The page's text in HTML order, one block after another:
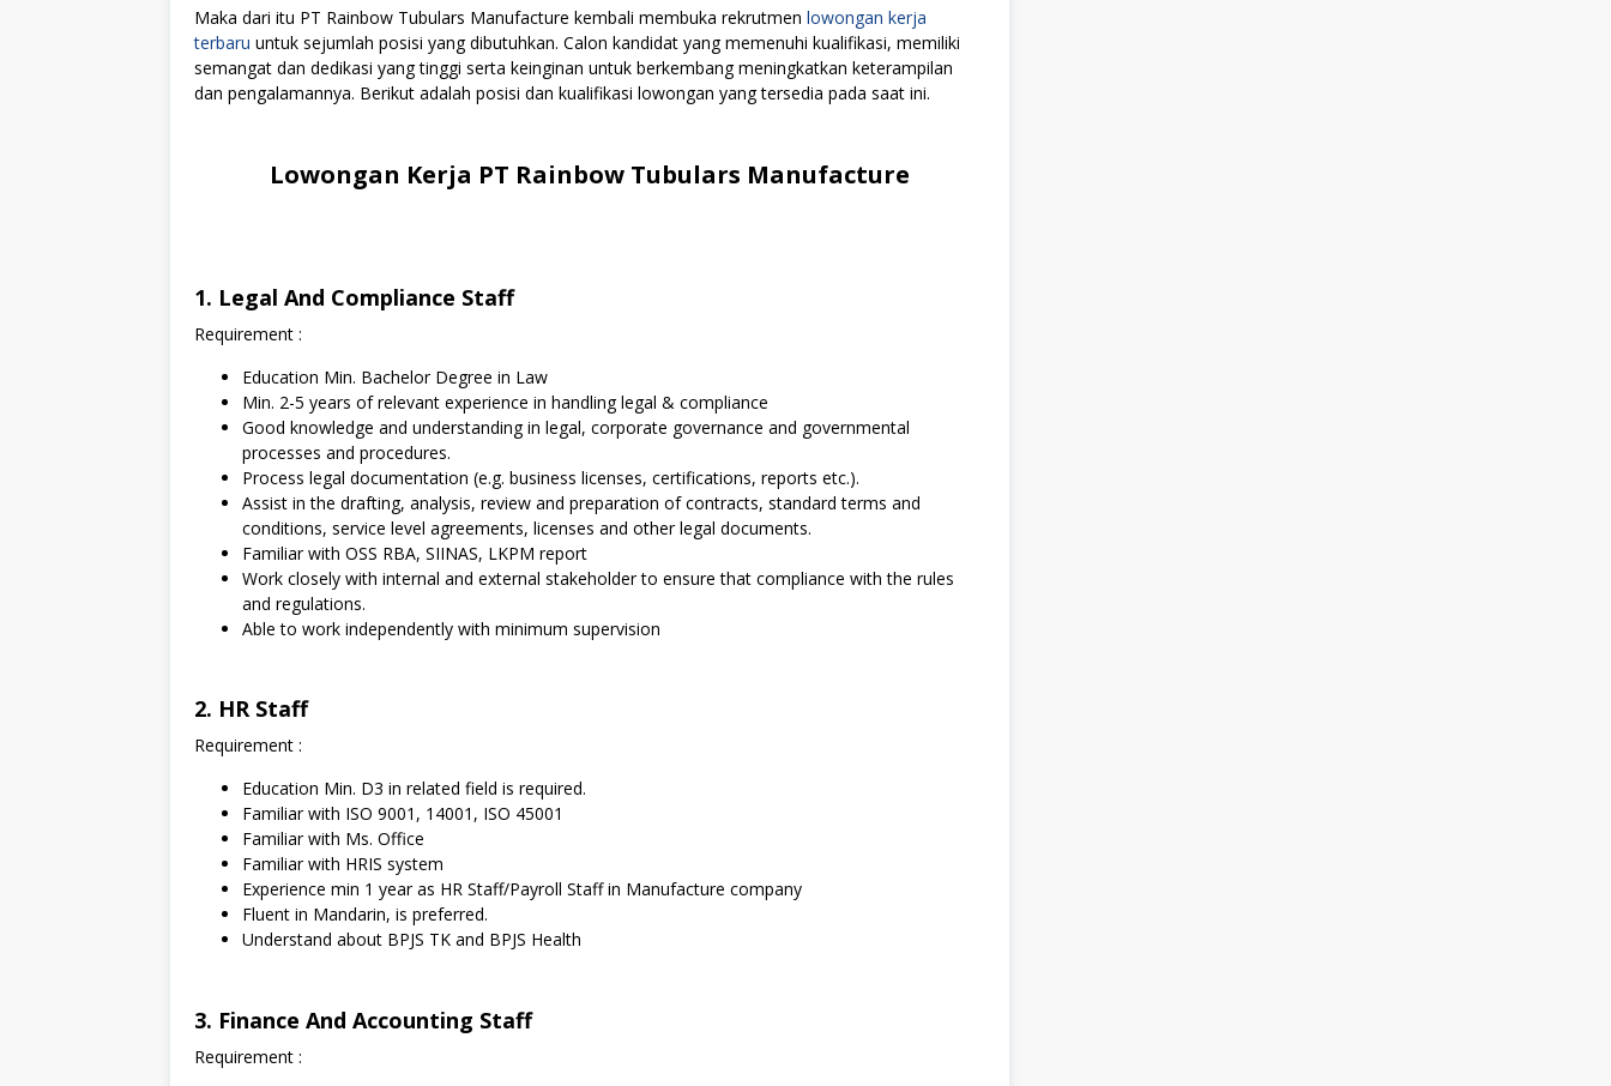
Maka dari itu PT Rainbow Tubulars Manufacture kembali membuka rekrutmen lowongan kerja
terbaru untuk sejumlah posisi yang dibutuhkan. Calon kandidat yang memenuhi kualifikasi, memiliki
semangat dan dedikasi yang tinggi serta keinginan untuk berkembang meningkatkan keterampilan
dan pengalamannya. Berikut adalah posisi dan kualifikasi lowongan yang tersedia pada saat ini.
Lowongan Kerja PT Rainbow Tubulars Manufacture
1. Legal And Compliance Staff
Requirement :
Education Min. Bachelor Degree in Law
Min. 2-5 years of relevant experience in handling legal & compliance
Good knowledge and understanding in legal, corporate governance and governmental
processes and procedures.
Process legal documentation (e.g. business licenses, certifications, reports etc.).
Assist in the drafting, analysis, review and preparation of contracts, standard terms and
conditions, service level agreements, licenses and other legal documents.
Familiar with OSS RBA, SIINAS, LKPM report
Work closely with internal and external stakeholder to ensure that compliance with the rules
and regulations.
Able to work independently with minimum supervision
2. HR Staff
Requirement :
Education Min. D3 in related field is required.
Familiar with ISO 9001, 14001, ISO 45001
Familiar with Ms. Office
Familiar with HRIS system
Experience min 1 year as HR Staff/Payroll Staff in Manufacture company
Fluent in Mandarin, is preferred.
Understand about BPJS TK and BPJS Health
3. Finance And Accounting Staff
Requirement :